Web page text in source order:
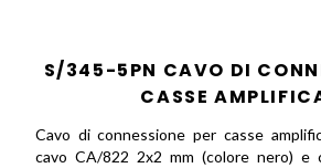
S/345-5PN CAVO DI
CASSE
Cavo di connessione per casse
cavo CA/822 2x2 mm (colore nero) e